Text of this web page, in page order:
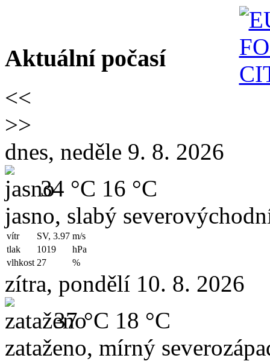
Aktuální počasí
<<
>>
dnes, neděle 9. 8. 2026
34 °C 16 °C
jasno, slabý
vítr SV, 3.97 m/s
tlak
1019
hPa
vlhkost 27 %
zítra, pondělí 10. 8. 2026
37 °C 18 °C
zataženo, mírný